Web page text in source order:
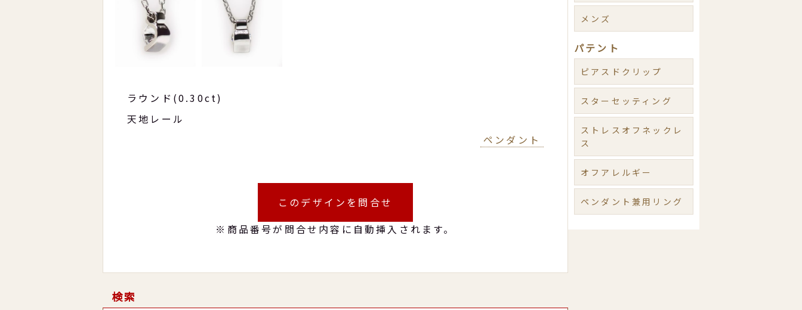
ラウンド(0.30ct)
天地レール
ペンダント
このデザインを問合せ
※商品番号が問合せ内容に自動挿入されます。
検索
メンズ
パテント
ピアスドクリップ
スターセッティング
ストレスオフネックレ
ス
オフアレルギー
ペンダント兼用リング